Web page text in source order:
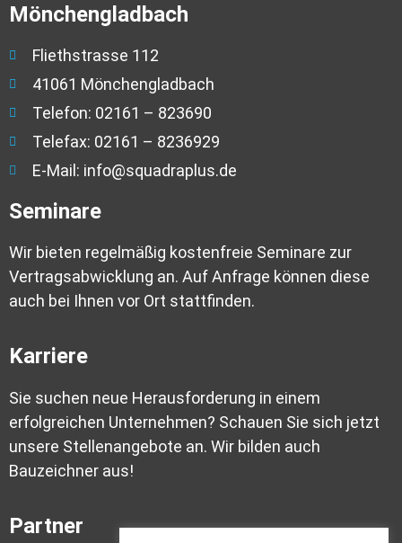
Mönchengladbach
Fliethstrasse 112
41061 Mönchengladbach
Telefon: 02161 – 823690
Telefax: 02161 – 8236929
E-Mail: info@squadraplus.de
Seminare
Wir bieten regelmäßig kostenfreie Seminare zur
Vertragsabwicklung an. Auf Anfrage können diese
auch bei Ihnen vor Ort stattfinden.
Karriere
Sie suchen neue Herausforderung in einem
erfolgreichen Unternehmen? Schauen Sie sich jetzt
unsere Stellenangebote an. Wir bilden auch
Bauzeichner aus!
Partner